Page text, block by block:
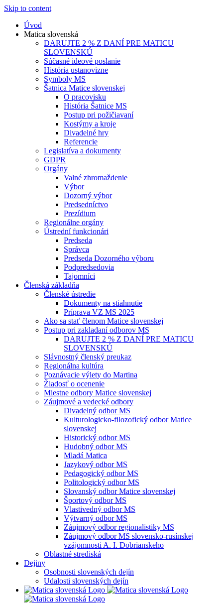
Skip to content
Úvod
Matica slovenská
DARUJTE 2 % Z DANÍ PRE MATICU
SLOVENSKÚ
Súčasné ideové poslanie
História ustanovizne
Symboly MS
Šatnica Matice slovenskej
O pracovisku
História Šatnice MS
Postup pri požičiavaní
Kostýmy a kroje
Divadelné hry
Referencie
Legislatíva a dokumenty
GDPR
Orgány
Valné zhromaždenie
Výbor
Dozorný výbor
Predsedníctvo
Prezídium
Regionálne orgány
Ústrední funkcionári
Predseda
Správca
Predseda Dozorného výboru
Podpredsedovia
Tajomníci
Členská základňa
Členské ústredie
Dokumenty na stiahnutie
Príprava VZ MS 2025
Ako sa stať členom Matice slovenskej
Postup pri zakladaní odborov MS
DARUJTE 2 % Z DANÍ PRE MATICU
SLOVENSKÚ
Slávnostný členský preukaz
Regionálna kultúra
Poznávacie výlety do Martina
Žiadosť o ocenenie
Miestne odbory Matice slovenskej
Záujmové a vedecké odbory
Divadelný odbor MS
Kulturologicko-filozofický odbor Matice
slovenskej
Historický odbor MS
Hudobný odbor MS
Mladá Matica
Jazykový odbor MS
Pedagogický odbor MS
Politologický odbor MS
Slovanský odbor Matice slovenskej
Športový odbor MS
Vlastivedný odbor MS
Výtvarný odbor MS
Záujmový odbor regionalistiky MS
Záujmový odbor MS slovensko-rusínskej
vzájomnosti A. I. Dobrianskeho
Oblastné strediská
Dejiny
Osobnosti slovenských dejín
Udalosti slovenských dejín